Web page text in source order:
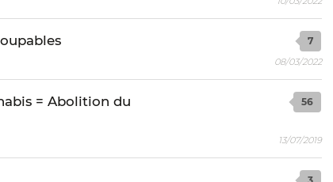
7
08/03/2022
= Abolition du
56
13/07/2019